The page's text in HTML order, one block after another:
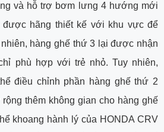
và hỗ trợ bơm lưng 4 hướng mới
được hãng thiết kế với khu vực để
hàng ghế thứ 3 lại được nhận
phù hợp với trẻ nhỏ. Tuy nhiên,
điều chỉnh phần hàng ghế thứ 2
thêm không gian cho hàng ghế
khoang hành lý của HONDA CRV